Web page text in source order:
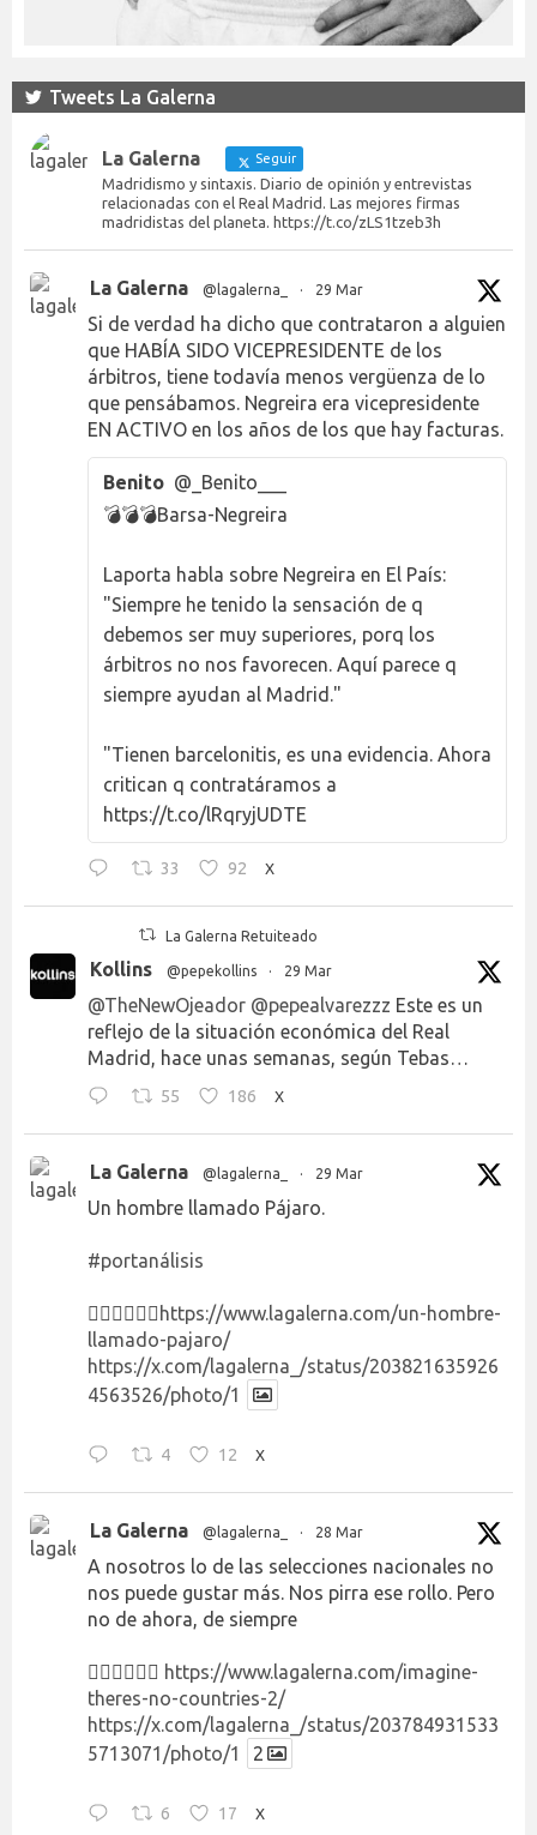
Tweets La Galerna
La Galerna Seguir
Madridismo y sintaxis. Diario de opinión y entrevistas
relacionadas con el Real Madrid. Las mejores firmas
madridistas del planeta. https://t.co/zLS1tzeb3h
La Galerna @lagalerna_ · 29 Mar
Si de verdad ha dicho que contrataron a alguien
que HABÍA SIDO VICEPRESIDENTE de los
árbitros, tiene todavía menos vergüenza de lo
que pensábamos. Negreira era vicepresidente
EN ACTIVO en los años de los que hay facturas.
Benito @_Benito___
💣💣💣Barsa-Negreira
Laporta habla sobre Negreira en El País:
"Siempre he tenido la sensación de q
debemos ser muy superiores, porq los
árbitros no nos favorecen. Aquí parece q
siempre ayudan al Madrid."
"Tienen barcelonitis, es una evidencia. Ahora
critican q contratáramos a
https://t.co/lRqryjUDTE
33 92 X
La Galerna Retuiteado
Kollins @pepekollins · 29 Mar
@TheNewOjeador @pepealvarezzz Este es un
reflejo de la situación económica del Real
Madrid, hace unas semanas, según Tebas…
55 186 X
La Galerna @lagalerna_ · 29 Mar
Un hombre llamado Pájaro.
#portanálisis
👉🏻👉🏻👉🏻 https://www.lagalerna.com/un-hombre-
llamado-pajaro/
https://x.com/lagalerna_/status/203821635926
4563526/photo/1
4 12 X
La Galerna @lagalerna_ · 28 Mar
A nosotros lo de las selecciones nacionales no
nos puede gustar más. Nos pirra ese rollo. Pero
no de ahora, de siempre
👉🏻👉🏻👉🏻 https://www.lagalerna.com/imagine-
theres-no-countries-2/
https://x.com/lagalerna_/status/203784931533
5713071/photo/1
2
6 17 X